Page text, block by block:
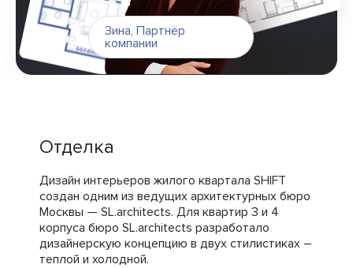
Зина, Партнёр
компании
Отделка
Дизайн интерьеров жилого квартала SHIFT
создан одним из ведущих архитектурных бюро
Москвы — SL.architects. Для квартир 3 и 4
корпуса бюро SL.architects разработало
дизайнерскую концепцию в двух стилистиках –
теплой и холодной.